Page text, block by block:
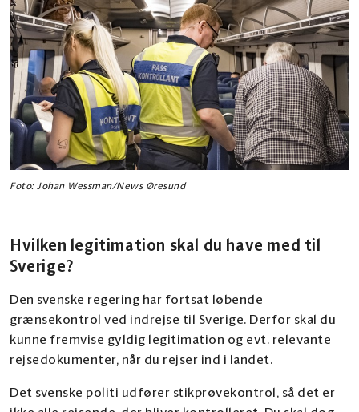
Foto: Johan Wessman/News Øresund
Hvilken legitimation skal du have med til
Sverige?
Den svenske regering har fortsat løbende
grænsekontrol ved indrejse til Sverige. Derfor skal du
kunne fremvise gyldig legitimation og evt. relevante
rejsedokumenter, når du rejser ind i landet.
Det svenske politi udfører stikprøvekontrol, så det er